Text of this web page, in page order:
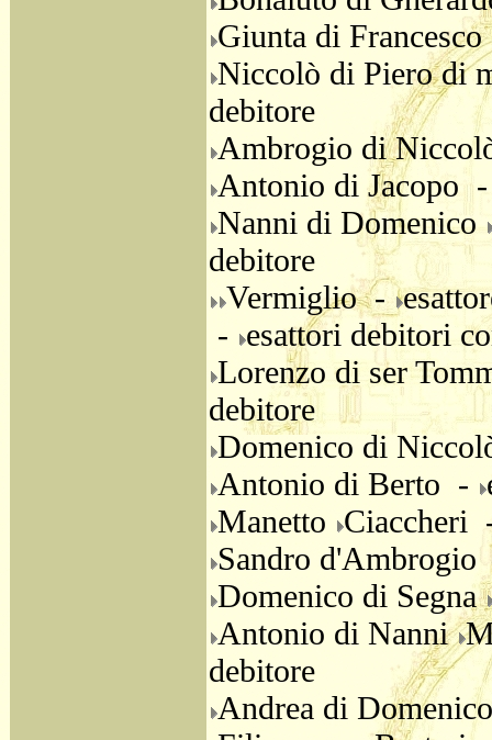
Giunta di
Niccolò di Piero di
debitore
Ambrogio di
Antonio di Jacopo
Nanni di Domenico
debitore
Vermiglio -
- esattori debitori
Lorenzo di ser
debitore
Domenico di
Antonio di Berto -
Manetto Ciaccheri
Sandro
Domenico di Segna
Antonio di Nanni
debitore
Andrea di